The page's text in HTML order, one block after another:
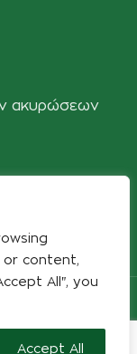
or content,
All", you
Accept All
ακυρώσεων
Best Cybernetics